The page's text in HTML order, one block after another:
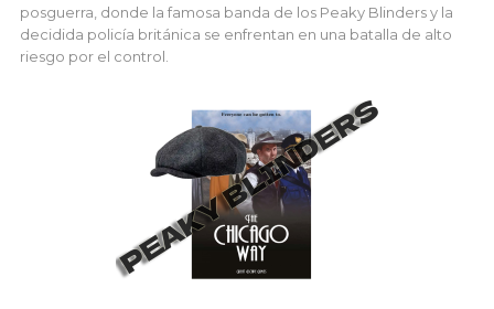
posguerra, donde la famosa banda de los Peaky Blinders y la
decidida policía británica se enfrentan en una batalla de alto
riesgo por el control.